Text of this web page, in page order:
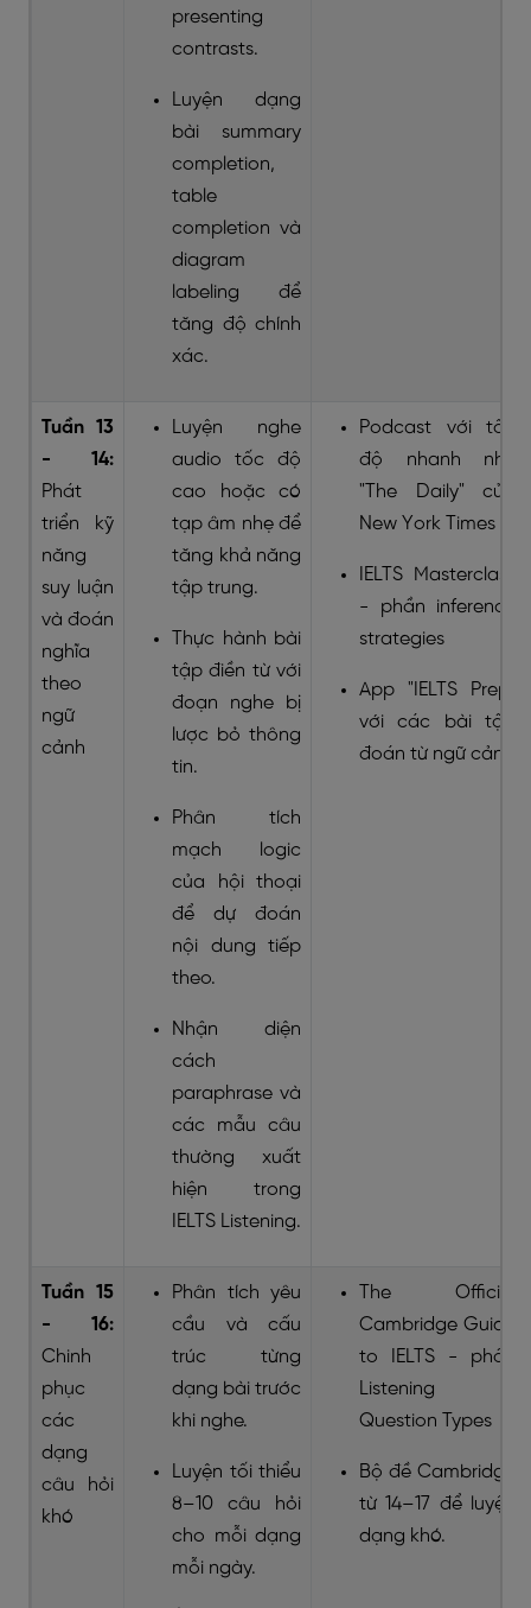
presenting
contrasts.
Luyện dạng
bài summary
completion,
table
completion và
diagram
labeling để
tăng độ chính
xác.
Tuần 13
- 14:
Phát
triển kỹ
năng
suy luận
và đoán
nghĩa
theo
ngữ
cảnh
Luyện nghe
audio tốc độ
cao hoặc có
tạp âm nhẹ để
tăng khả năng
tập trung.
Thực hành bài
tập điền từ với
đoạn nghe bị
lược bỏ thông
tin.
Phân tích
mạch logic
của hội thoại
để dự đoán
nội dung tiếp
theo.
Nhận diện
cách
paraphrase và
các mẫu câu
thường xuất
hiện trong
IELTS Listening.
Podcast với tốc
độ nhanh như
"The Daily" của
New York Times
IELTS Masterclass
- phần inference
strategies
App "IELTS Prep"
với các bài tập
đoán từ ngữ cảnh
Tuần 15
- 16:
Chinh
phục
các
dạng
câu hỏi
khó
Phân tích yêu
cầu và cấu
trúc từng
dạng bài trước
khi nghe.
Luyện tối thiểu
8–10 câu hỏi
cho mỗi dạng
mỗi ngày.
The Official
Cambridge Guide
to IELTS - phần
Listening
Question Types
Bộ đề Cambridge
từ 14–17 để luyện
dạng khó.